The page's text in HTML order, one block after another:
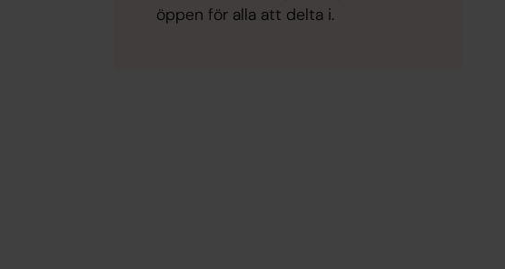
öppen för alla att delta i.